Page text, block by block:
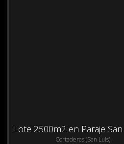
Lote 2500m2 en Paraje
Cortaderas (San Luis)